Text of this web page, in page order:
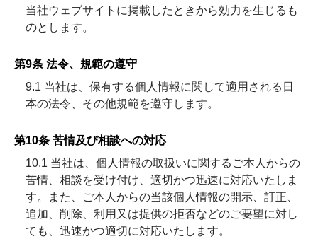
当社ウェブサイトに掲載したときから効力を生じるも
のとします。
第9条 法令、規範の遵守
9.1 当社は、保有する個人情報に関して適用される日
本の法令、その他規範を遵守します。
第10条 苦情及び相談への対応
10.1 当社は、個人情報の取扱いに関するご本人からの
苦情、相談を受け付け、適切かつ迅速に対応いたしま
す。また、ご本人からの当該個人情報の開示、訂正、
追加、削除、利用又は提供の拒否などのご要望に対し
ても、迅速かつ適切に対応いたします。